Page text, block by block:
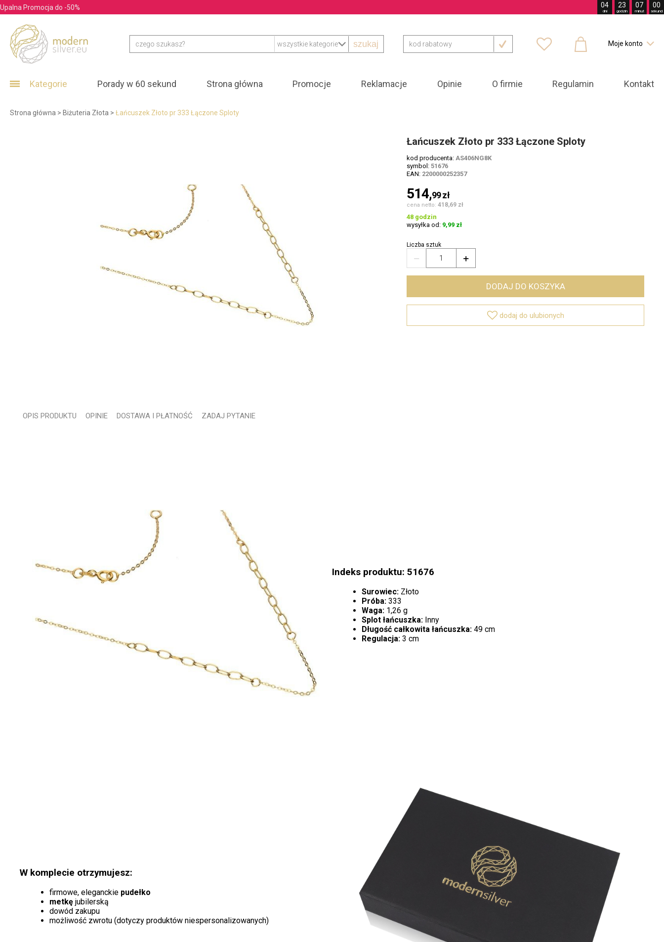
Upalna Promocja do -50% 04
dni
23
godzin
06
minut
58
sekund
szukaj    Moje konto 
Kategorie Porady w 60 sekund Strona główna Promocje Reklamacje Opinie O firmie Regulamin Kontakt
Strona główna > Biżuteria Złota > Łańcuszek Złoto pr 333 Łączone Sploty
Łańcuszek Złoto pr 333 Łączone Sploty
kod producenta:AS406NG8K
symbol:51676
EAN: 2200000252357
514,99zł
cena netto:418,69 zł
48 godzin
wysyłka od: 9,99 zł
Liczba sztuk
 
DODAJ DO KOSZYKA
 dodaj do ulubionych
OPIS PRODUKTU OPINIE DOSTAWA I PŁATNOŚĆ ZADAJ PYTANIE
Indeks produktu: 51676
Surowiec: Złoto
Próba: 333
Waga: 1,26 g
Splot łańcuszka: Inny
Długość całkowita łańcuszka: 49 cm
Regulacja: 3 cm
W komplecie otrzymujesz:
firmowe, eleganckie pudełko
metkę jubilerską
dowód zakupu
możliwość zwrotu (dotyczy produktów niespersonalizowanych)